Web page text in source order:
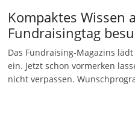
Kompaktes Wissen
Fundraisingtag
Das Fundraising-Magazins
ein. Jetzt schon vormerken
nicht verpassen.